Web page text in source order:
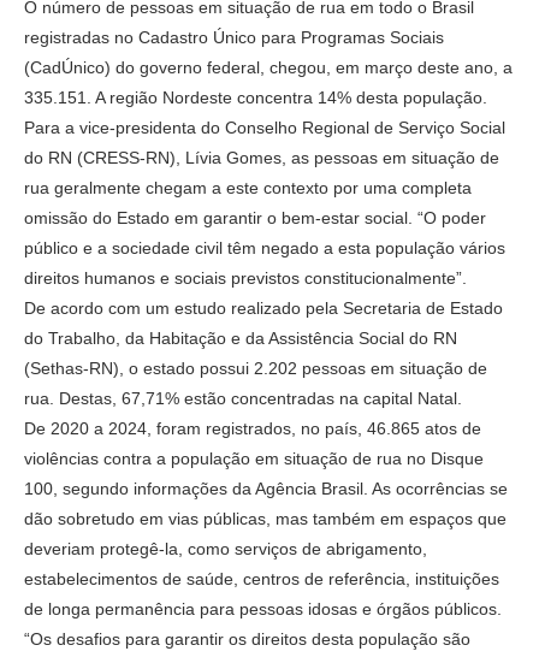
O número de pessoas em situação de rua em todo o Brasil
registradas no Cadastro Único para Programas Sociais
(CadÚnico) do governo federal, chegou, em março deste ano, a
335.151. A região Nordeste concentra 14% desta população.
Para a vice-presidenta do Conselho Regional de Serviço Social
do RN (CRESS-RN), Lívia Gomes, as pessoas em situação de
rua geralmente chegam a este contexto por uma completa
omissão do Estado em garantir o bem-estar social. “O poder
público e a sociedade civil têm negado a esta população vários
direitos humanos e sociais previstos constitucionalmente”.
De acordo com um estudo realizado pela Secretaria de Estado
do Trabalho, da Habitação e da Assistência Social do RN
(Sethas-RN), o estado possui 2.202 pessoas em situação de
rua. Destas, 67,71% estão concentradas na capital Natal.
De 2020 a 2024, foram registrados, no país, 46.865 atos de
violências contra a população em situação de rua no Disque
100, segundo informações da Agência Brasil. As ocorrências se
dão sobretudo em vias públicas, mas também em espaços que
deveriam protegê-la, como serviços de abrigamento,
estabelecimentos de saúde, centros de referência, instituições
de longa permanência para pessoas idosas e órgãos públicos.
“Os desafios para garantir os direitos desta população são